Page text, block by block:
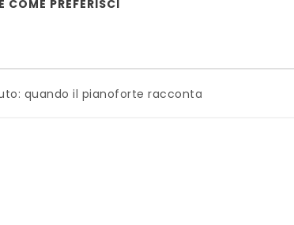
PREFERISCI
il pianoforte racconta l’anima dell’Italia